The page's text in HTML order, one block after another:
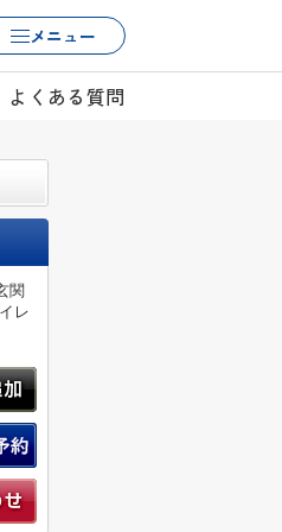
メニュー
よくある質問
関
レ